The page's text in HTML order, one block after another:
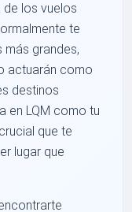
de los vuelos
te
grandes,
actuarán como
destinos
en LQM como tu
que te
lugar que